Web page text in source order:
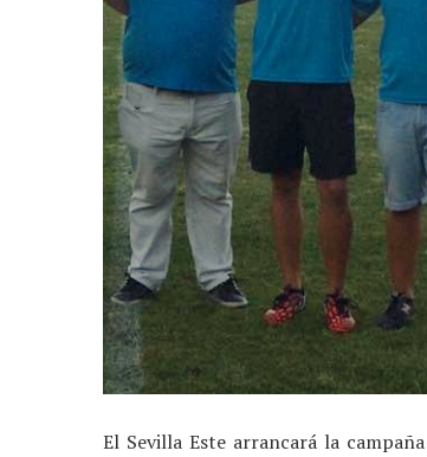
El Sevilla Este arrancará la